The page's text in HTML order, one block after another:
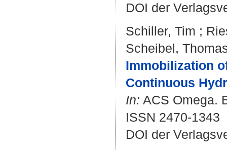
DOI der
Schiller, Tim ;
Scheibel,
Immobilization
Continuous
In: ACS Omega.
ISSN 2470-1343
DOI der